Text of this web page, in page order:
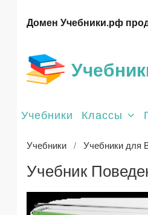
Домен Учебники.рф
Учебники Классы
Учебники Учебники для
Учебник